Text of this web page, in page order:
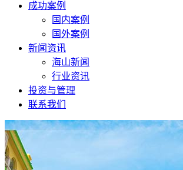
成功案例
国内案例
国外案例
新闻资讯
海山新闻
行业资讯
投资与管理
联系我们